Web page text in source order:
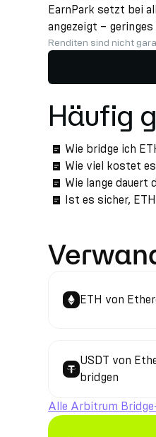
EarnPark setzt bei
angezeigt –
Renditen sind nicht
Häufig
Wie bridge ich
Wie viel kostet
Wie lange dauert
Ist es sicher,
ETH von
USDT von
bridgen
Alle Arbitrum